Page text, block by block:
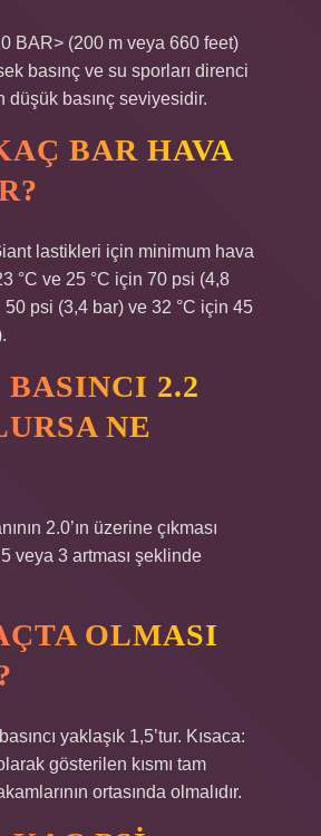
BAR> (200 m veya 660 feet)
basınç ve su sporları direnci
düşük basınç seviyesidir.
BAR HAVA
lastikleri için minimum hava
°C ve 25 °C için 70 psi (4,8
50 psi (3,4 bar) ve 32 °C için 45
2.2
NE
2.0’ın üzerine çıkması
veya 3 artması şeklinde
OLMASI
yaklaşık 1,5’tur. Kısaca:
gösterilen kısmı tam
ortasında olmalıdır.